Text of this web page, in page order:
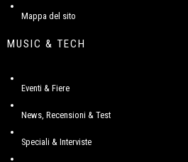
Mappa del sito
MUSIC & TECH
Eventi & Fiere
News, Recensioni & Test
Speciali & Interviste